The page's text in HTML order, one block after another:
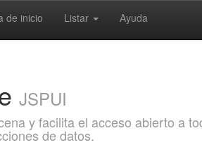
de inicio Listar Ayuda
JSPUI
y facilita el acceso abierto a
de datos.